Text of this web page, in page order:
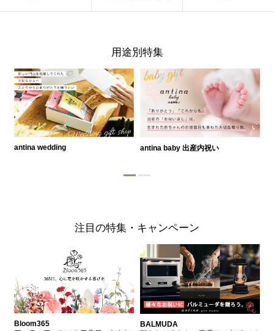
用途別特集
antina wedding antina baby 出産内祝い
注目の特集・キャンペーン
Bloom365
BALMUDA